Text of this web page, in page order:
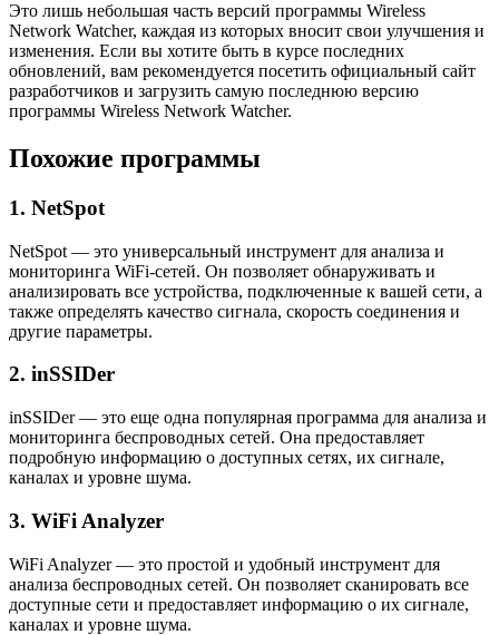
Это лишь небольшая часть версий программы Wireless
Network Watcher, каждая из которых вносит свои улучшения и
изменения. Если вы хотите быть в курсе последних
обновлений, вам рекомендуется посетить официальный сайт
разработчиков и загрузить самую последнюю версию
программы Wireless Network Watcher.
Похожие программы
1. NetSpot
NetSpot — это универсальный инструмент для анализа и
мониторинга WiFi-сетей. Он позволяет обнаруживать и
анализировать все устройства, подключенные к вашей сети, а
также определять качество сигнала, скорость соединения и
другие параметры.
2. inSSIDer
inSSIDer — это еще одна популярная программа для анализа и
мониторинга беспроводных сетей. Она предоставляет
подробную информацию о доступных сетях, их сигнале,
каналах и уровне шума.
3. WiFi Analyzer
WiFi Analyzer — это простой и удобный инструмент для
анализа беспроводных сетей. Он позволяет сканировать все
доступные сети и предоставляет информацию о их сигнале,
каналах и уровне шума.